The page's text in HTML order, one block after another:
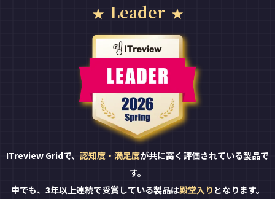
Leader
ITreview Gridで、 認知度・満足度が共に高く評価されている製品で
す。
中でも、3年以上連続で受賞している製品は殿堂入り となります。